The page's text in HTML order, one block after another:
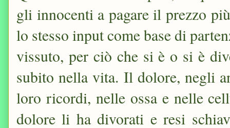
gli innocenti a pagare il prezzo
lo stesso input come base di
vissuto, per ciò che si è o si è
subito nella vita. Il dolore, negli
loro ricordi, nelle ossa e nelle
dolore li ha divorati e resi